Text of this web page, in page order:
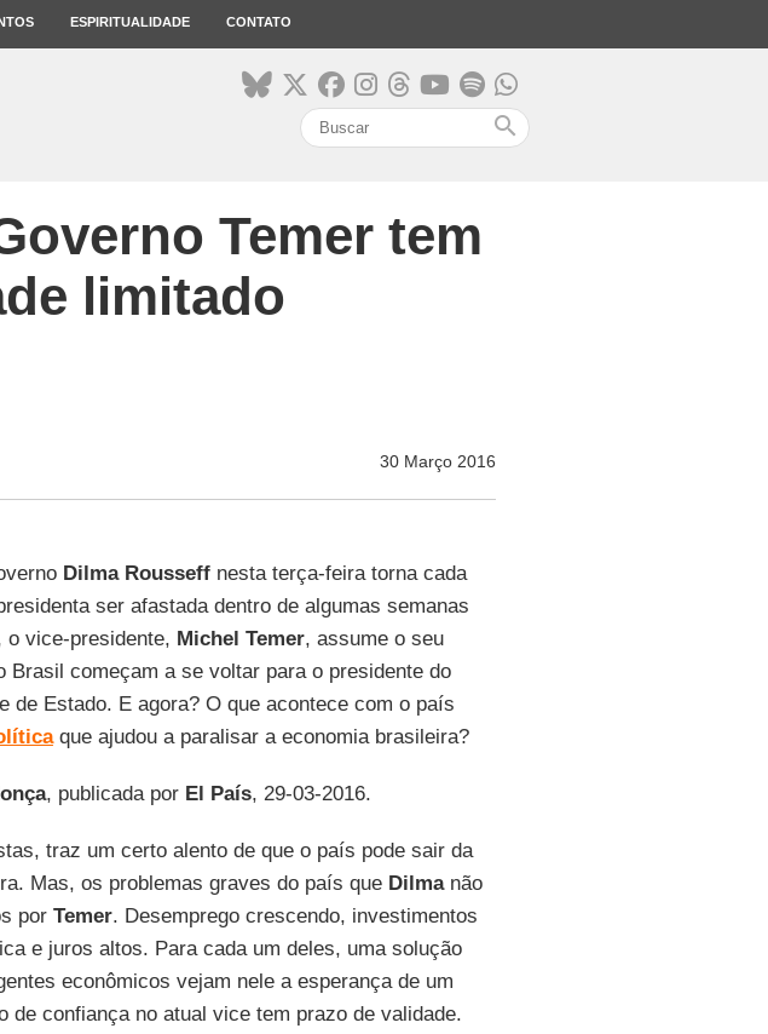
ESPIRITUALIDADE CONTATO
search
Temer tem
limitado
30 Março 2016
Dilma Rousseffnesta terça-feira torna cada
ser afastada dentro de algumas semanas
o vice-presidente, Michel Temer, assume o seu
Brasil começam a se voltar para o presidente do
de Estado. E agora? O que acontece com o país
que ajudou a paralisar a economia brasileira?
, publicada por El País, 29-03-2016.
traz um certo alento de que o país pode sair da
Mas, os problemas graves do país que Dilmanão
por Temer. Desemprego crescendo, investimentos
e juros altos. Para cada um deles, uma solução
econômicos vejam nele a esperança de um
de confiança no atual vice tem prazo de validade.